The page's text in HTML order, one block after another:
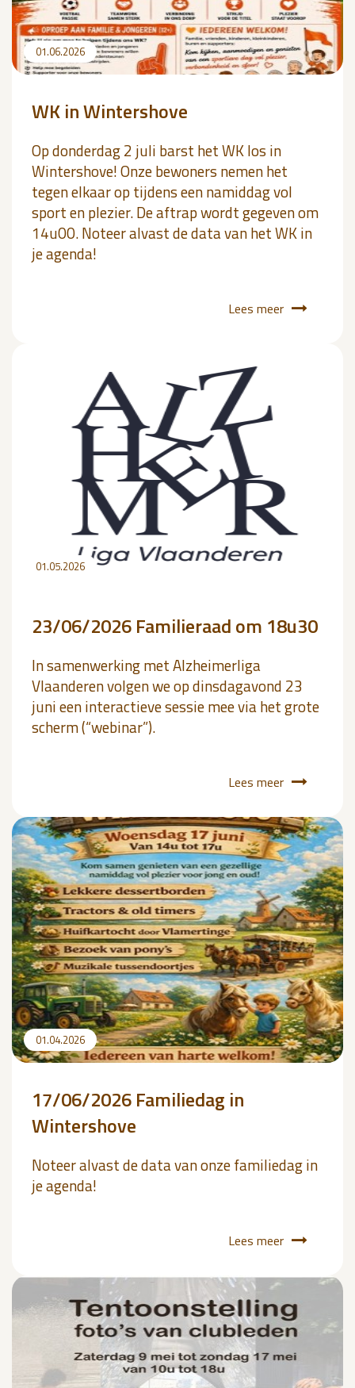
01.06.2026
WK in Wintershove
Op donderdag 2 juli barst het WK los in
Wintershove! Onze bewoners nemen het
tegen elkaar op tijdens een namiddag vol
sport en plezier. De aftrap wordt gegeven om
14u00. Noteer alvast de data van het WK in
je agenda!
Lees meer
01.05.2026
23/06/2026 Familieraad om 18u30
In samenwerking met Alzheimerliga
Vlaanderen volgen we op dinsdagavond 23
juni een interactieve sessie mee via het grote
scherm (“webinar”).
Lees meer
01.04.2026
17/06/2026 Familiedag in
Wintershove
Noteer alvast de data van onze familiedag in
je agenda!
Lees meer